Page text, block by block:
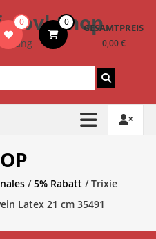
bvl-Shop
Lang
0 0 GESAMTPREIS
0,00 €
/5% Rabatt / Trixie
Latex 21 cm 35491